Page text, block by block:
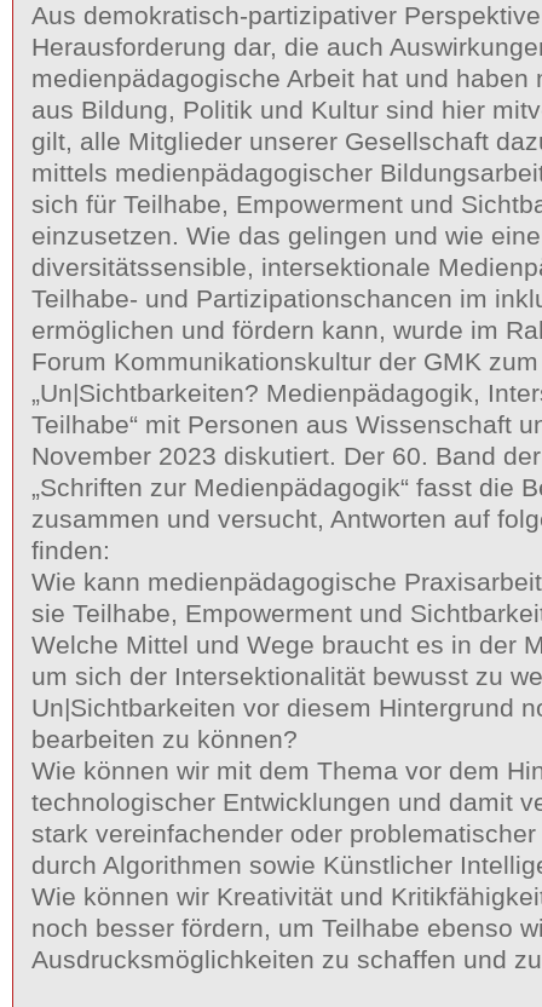
Aus demokratisch-partizipativer
Herausforderung dar, die auch
medienpädagogische Arbeit hat und haben
aus Bildung, Politik und Kultur sind hier
gilt, alle Mitglieder unserer Gesellschaft
mittels medienpädagogischer
sich für Teilhabe, Empowerment und
einzusetzen. Wie das gelingen und wie eine
diversitätssensible, intersektionale
Teilhabe- und Partizipationschancen im
ermöglichen und fördern kann, wurde im
Forum Kommunikationskultur der GMK
„Un|Sichtbarkeiten? Medienpädagogik,
Teilhabe“ mit Personen aus Wissenschaft
November 2023 diskutiert. Der 60. Band
„Schriften zur Medienpädagogik“ fasst die
zusammen und versucht, Antworten auf
finden:
Wie kann medienpädagogische
sie Teilhabe, Empowerment und
Welche Mittel und Wege braucht es in der
um sich der Intersektionalität bewusst zu
Un|Sichtbarkeiten vor diesem Hintergrund
bearbeiten zu können?
Wie können wir mit dem Thema vor dem
technologischer Entwicklungen und damit
stark vereinfachender oder
durch Algorithmen sowie Künstlicher
Wie können wir Kreativität und
noch besser fördern, um Teilhabe ebenso
Ausdrucksmöglichkeiten zu schaffen und